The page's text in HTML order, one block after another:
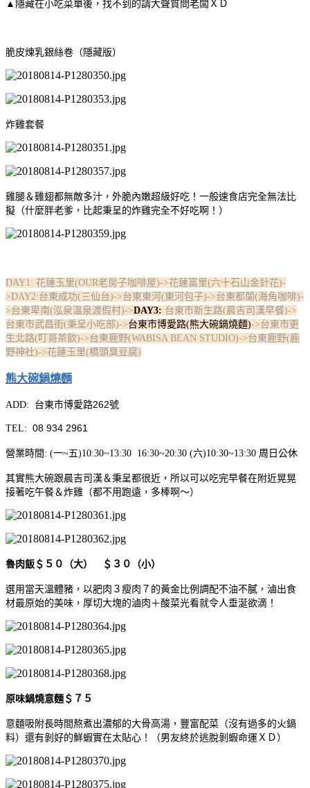
▲隱藏在小吃菜單後，找不到的請大聲質問老闆ＸＤ
脆皮煉乳銀絲卷（隱藏版）
炸雞套餐
雞腿＆雞翅都無敵多汁，外脆內嫩超級好吃！一般速食店完全無法比
擬（什麼胖老爹，比起秉呈的炸雞完全不好吃啊！）
DAY1: 花蓮玉里(OUR老房子咖啡屋)->花蓮富里(六十石山金針花)-
>DAY2:台東成功(三仙台)->台東東河(東河包子)->台東都蘭(海角咖啡)-
>台東卑南(泓泉溫泉渡假村)->DAY3: 台東市新生路(晨吉司漢早餐)->
台東市武昌街(秉呈小吃部)->台東市博愛路(熊大碗鍋燒麵)->台東市更
生北路(叮哥茶飲)->台東鹿野(WABISA BEAN STUDIO)->台東鹿野(鹿
野神社)->花蓮玉里(橋頭臭豆腐)
熊大碗鍋燒麵
ADD: 台東市博愛路262號
TEL: 08 934 2961
營業時間: (一~五)10:30~13:30 16:30~20:30 (六)10:30~13:30 周日公休
其實熊大碗跟晨吉司漢＆秉呈都很近，所以可以吃完早餐在附近晃晃
接著吃午餐＆炸雞（都不用跑遠，多棒啊～）
魯肉飯＄５０（大） ＄３０（小）
選用當天溫體豬，以肥肉３瘦肉７的黃金比例調配不油不膩，滷出食
材最原始的美味，厚切大塊的滷肉＋酸菜光看就令人垂涎欲滴！
原味鍋燒意麵＄７５
意麵吸附長時間熬煮出濃郁的大骨高湯，豐富配菜（沒有過多的火鍋
料）還有剝好的鮮蝦實在太貼心！（男友終於逃脫剝蝦命運ＸＤ）